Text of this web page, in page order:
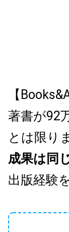
【
著書が92
とは限り
成果は同
出版経験